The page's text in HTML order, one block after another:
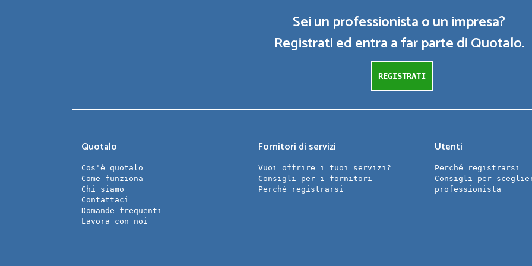
Sei un professionista o un impresa?
Registrati ed entra a far parte di Quotalo.
REGISTRATI
Quotalo
Cos'è quotalo
Come funziona
Chi siamo
Contattaci
Domande frequenti
Lavora con noi
Fornitori di servizi
Vuoi offrire i tuoi servizi?
Consigli per i fornitori
Perché registrarsi
Utenti
Perché registrarsi
Consigli per
professionista